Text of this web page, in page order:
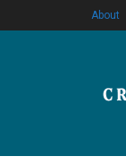
About